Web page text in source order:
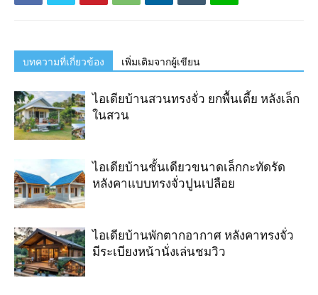
บทความที่เกี่ยวข้อง เพิ่มเติมจากผู้เขียน
ไอเดียบ้านสวนทรงจั่ว ยกพื้นเตี้ย หลังเล็ก
ในสวน
ไอเดียบ้านชั้นเดียวขนาดเล็กกะทัดรัด
หลังคาแบบทรงจั่วปูนเปลือย
ไอเดียบ้านพักตากอากาศ หลังคาทรงจั่ว
มีระเบียงหน้านั่งเล่นชมวิว